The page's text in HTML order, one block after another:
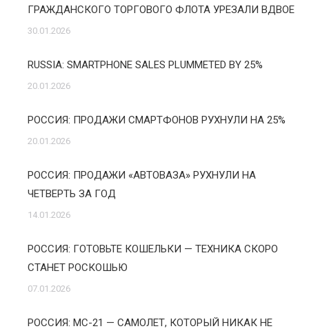
ГРАЖДАНСКОГО ТОРГОВОГО ФЛОТА УРЕЗАЛИ ВДВОЕ
30.01.2026
RUSSIA: SMARTPHONE SALES PLUMMETED BY 25%
20.01.2026
РОССИЯ: ПРОДАЖИ СМАРТФОНОВ РУХНУЛИ НА 25%
20.01.2026
РОССИЯ: ПРОДАЖИ «АВТОВАЗА» РУХНУЛИ НА
ЧЕТВЕРТЬ ЗА ГОД
14.01.2026
РОССИЯ: ГОТОВЬТЕ КОШЕЛЬКИ — ТЕХНИКА СКОРО
СТАНЕТ РОСКОШЬЮ
07.01.2026
РОССИЯ: МС-21 — САМОЛЕТ, КОТОРЫЙ НИКАК НЕ